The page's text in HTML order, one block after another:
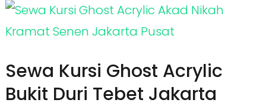
Sewa Kursi Ghost Acrylic
Bukit Duri Tebet Jakarta